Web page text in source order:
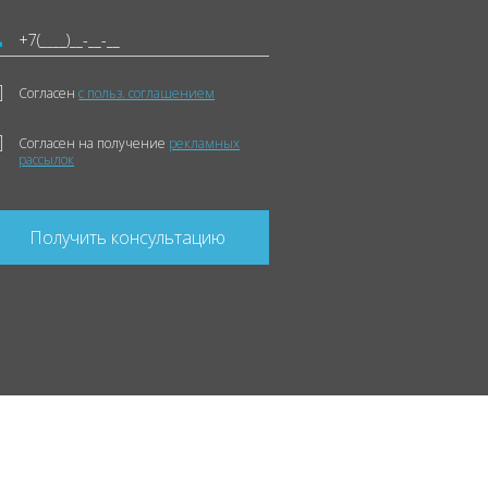
Согласенс польз. соглашением
Согласен на получение рекламных
рассылок
Получить консультацию